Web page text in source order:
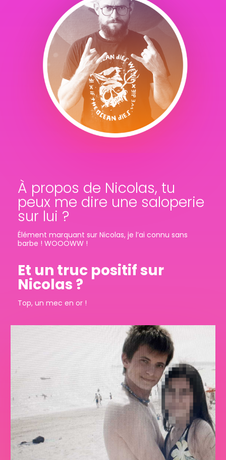
À propos de Nicolas, tu
peux me dire une saloperie
sur lui ?
Élément marquant sur Nicolas, je l’ai connu sans
barbe ! WOOOWW !
Et un truc positif sur
Nicolas ?
Top, un mec en or !